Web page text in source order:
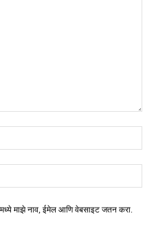
माझे नाव, ईमेल आणि वेबसाइट जतन करा.